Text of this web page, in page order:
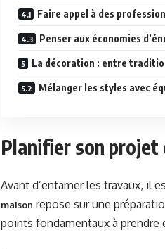
Faire appel à des
Penser aux économies
La décoration : entre
Mélanger les styles avec
Planifier son projet
Avant d’entamer les travaux, il
maison repose sur une
points fondamentaux à prendre